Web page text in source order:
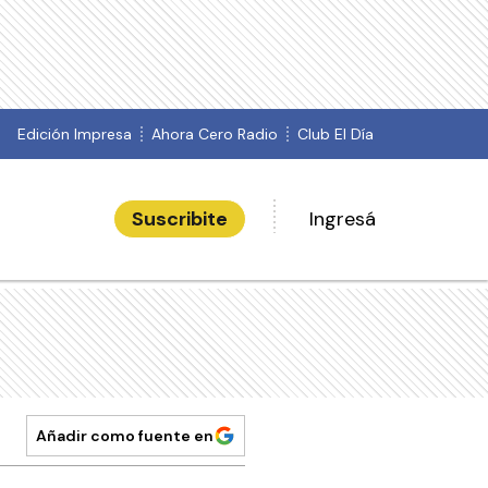
Edición Impresa Ahora Cero Radio Club El Día
Suscribite Ingresá
Añadir como fuente en